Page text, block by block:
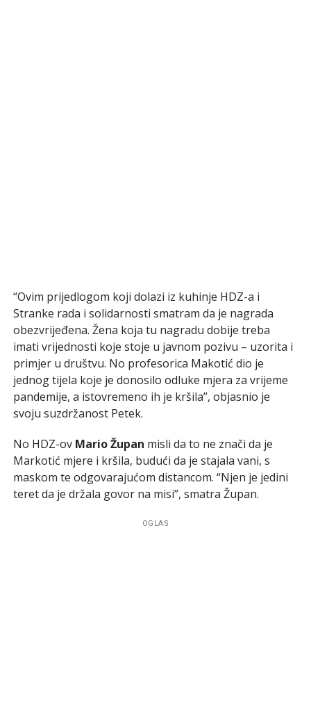
“Ovim prijedlogom koji dolazi iz kuhinje HDZ-a i
Stranke rada i solidarnosti smatram da je nagrada
obezvrijeđena. Žena koja tu nagradu dobije treba
imati vrijednosti koje stoje u javnom pozivu – uzorita i
primjer u društvu. No profesorica Makotić dio je
jednog tijela koje je donosilo odluke mjera za vrijeme
pandemije, a istovremeno ih je kršila”, objasnio je
svoju suzdržanost Petek.
No HDZ-ov Mario Župan misli da to ne znači da je
Markotić mjere i kršila, budući da je stajala vani, s
maskom te odgovarajućom distancom. “Njen je jedini
teret da je držala govor na misi”, smatra Župan.
OGLAS